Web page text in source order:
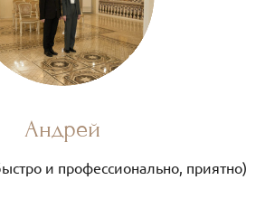
Андрей
и профессионально, приятно)